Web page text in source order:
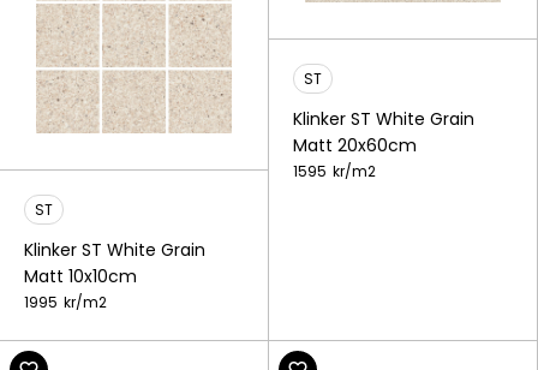
ST
Klinker ST White Grain
Matt 10x10cm
1995 kr/m2
ST
Klinker ST White Grain
Matt 20x60cm
1595 kr/m2